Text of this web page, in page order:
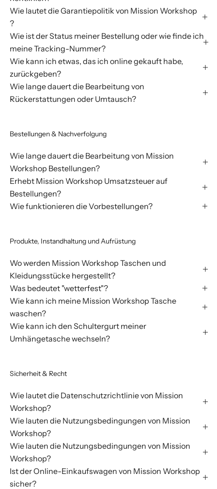
Wie lautet die Garantiepolitik von Mission Workshop
?
Wie ist der Status meiner Bestellung oder wie finde ich
meine Tracking-Nummer?
Wie kann ich etwas, das ich online gekauft habe,
zurückgeben?
Wie lange dauert die Bearbeitung von
Rückerstattungen oder Umtausch?
Bestellungen & Nachverfolgung
Wie lange dauert die Bearbeitung von Mission
Workshop Bestellungen?
Erhebt Mission Workshop Umsatzsteuer auf
Bestellungen?
Wie funktionieren die Vorbestellungen?
Produkte, Instandhaltung und Aufrüstung
Wo werden Mission Workshop Taschen und
Kleidungsstücke hergestellt?
Was bedeutet "wetterfest"?
Wie kann ich meine Mission Workshop Tasche
waschen?
Wie kann ich den Schultergurt meiner
Umhängetasche wechseln?
Sicherheit & Recht
Wie lautet die Datenschutzrichtlinie von Mission
Workshop?
Wie lauten die Nutzungsbedingungen von Mission
Workshop?
Wie lauten die Nutzungsbedingungen von Mission
Workshop?
Ist der Online-Einkaufswagen von Mission Workshop
sicher?